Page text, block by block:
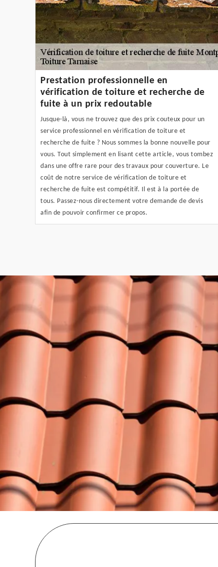
Prestation professionnelle en
vérification de toiture et recherche de
fuite à un prix redoutable
Jusque-là, vous ne trouvez que des prix couteux pour un
service professionnel en vérification de toiture et
recherche de fuite ? Nous sommes la bonne nouvelle pour
vous. Tout simplement en lisant cette article, vous tombez
dans une offre rare pour des travaux pour couverture. Le
coût de notre service de vérification de toiture et
recherche de fuite est compétitif. Il est à la portée de
tous. Passez-nous directement votre demande de devis
afin de pouvoir confirmer ce propos.